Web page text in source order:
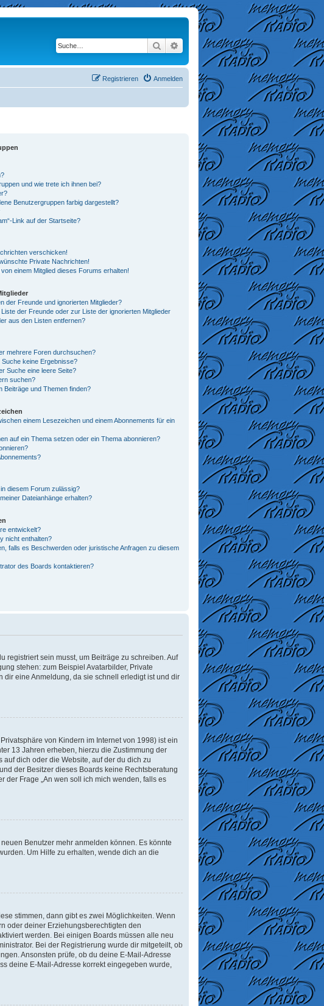
Suche Erweiterte Suche
Anmelden
Registrieren
und wie trete ich ihnen bei?
Benutzergruppen farbig dargestellt?
Link auf der Startseite?
verschicken!
Private Nachrichten!
einem Mitglied dieses Forums erhalten!
der Freunde und ignorierten Mitglieder?
der Freunde oder zur Liste der ignorierten Mitglieder
aus den Listen entfernen?
mehrere Foren durchsuchen?
keine Ergebnisse?
Suche eine leere Seite?
suchen?
Beiträge und Themen finden?
einem Lesezeichen und einem Abonnements für ein
auf ein Thema setzen oder ein Thema abonnieren?
diesem Forum zulässig?
Dateianhänge erhalten?
entwickelt?
nicht enthalten?
falls es Beschwerden oder juristische Anfragen zu diesem
des Boards kontaktieren?
registriert sein musst, um Beiträge zu schreiben. Auf
stehen: zum Beispiel Avatarbilder, Private
dir eine Anmeldung, da sie schnell erledigt ist und dir
von Kindern im Internet von 1998) ist ein
13 Jahren erheben, hierzu die Zustimmung der
dich oder die Website, auf der du dich zu
der Besitzer dieses Boards keine Rechtsberatung
der Frage „An wen soll ich mich wenden, falls es
Benutzer mehr anmelden können. Es könnte
Um Hilfe zu erhalten, wende dich an die
stimmen, dann gibt es zwei Möglichkeiten. Wenn
oder deiner Erziehungsberechtigten den
werden. Bei einigen Boards müssen alle neu
Bei der Registrierung wurde dir mitgeteilt, ob
Ansonsten prüfe, ob du deine E-Mail-Adresse
deine E-Mail-Adresse korrekt eingegeben wurde,